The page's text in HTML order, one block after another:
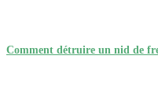
Comment détruire un nid de